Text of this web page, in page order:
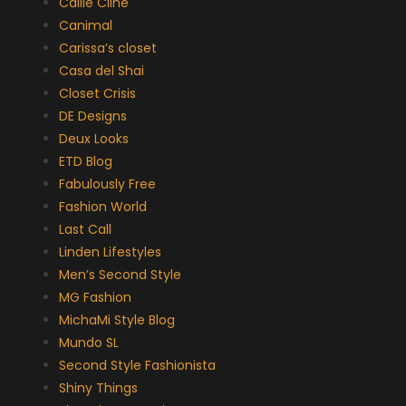
Canimal
Carissa’s closet
Casa del Shai
Closet Crisis
DE Designs
Deux Looks
ETD Blog
Fabulously Free
Fashion World
Last Call
Linden Lifestyles
Men’s Second Style
MG Fashion
MichaMi Style Blog
Mundo SL
Second Style Fashionista
Shiny Things